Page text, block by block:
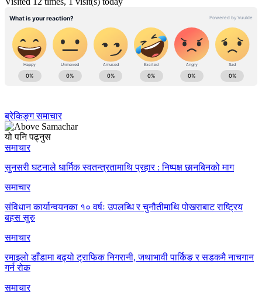
ब्रेकिङ्ग समाचार
यो पनि पढ्नुस
समाचार
सुनसरी घटनाले धार्मिक स्वतन्त्रतामाथि प्रहार : निष्पक्ष छानबिनको माग
समाचार
संविधान कार्यान्वयनका १० वर्षः उपलब्धि र चुनौतीमाथि पोखराबाट राष्ट्रिय
बहस सुरु
समाचार
रमाइलो डाँडामा बढ्यो ट्राफिक निगरानी, जथाभावी पार्किङ र सडकमै नाचगान
गर्न रोक
समाचार